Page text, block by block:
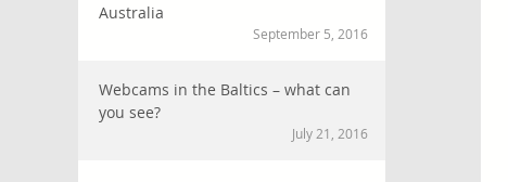
Australia
September 5, 2016
Webcams in the Baltics – what can
you see?
July 21, 2016